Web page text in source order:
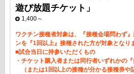
遊び放題チケット」
1,400～
ワクチン接種者対象は、『接種会場問わず
ンを『1回以上』接種された方が対象となり
■試合当日に持参いただくもの
・チケット購入者または同行者いずれかの『
（または1回以上の接種が分かる接種券や